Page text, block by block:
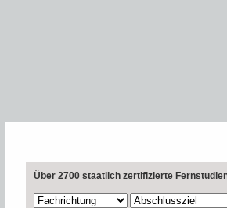
Über 2700 staatlich zertifizierte